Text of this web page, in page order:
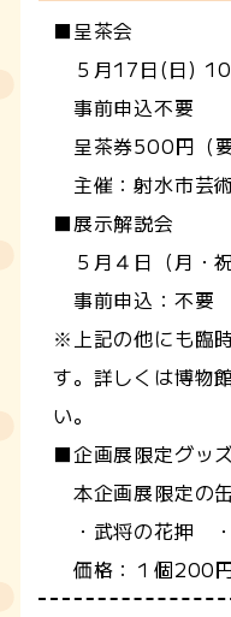
■呈茶会
５月17日(日)
事前申込不要
呈茶券500円（要
主催：射水市芸
■展示解説会
５月４日（月・
事前申込：不要
※上記の他にも臨
す。詳しくは博物
い。
■企画展限定グッズ
本企画展限定の
・武将の花押
価格：１個200